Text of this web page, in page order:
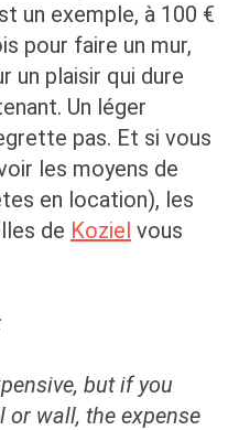
un exemple, à 100 €
pour faire un mur,
un plaisir qui dure
Un léger
pas. Et si vous
les moyens de
en location), les
de Koziel vous
but if you
wall, the expense